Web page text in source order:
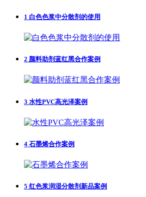
1 白色色浆中分散剂的使用
2 颜料助剂蓝红黑合作案例
3 水性PVC高光泽案例
4 石墨烯合作案例
5 红色浆润湿分散剂新品案例